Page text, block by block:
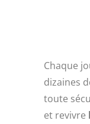
Chaque
dizaines
toute
et revivre